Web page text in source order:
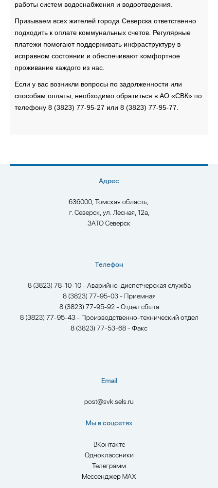
работы систем водоснабжения и водоотведения.
Призываем всех жителей города Северска ответственно
подходить к оплате коммунальных счетов. Регулярные
платежи помогают поддерживать инфраструктуру в
исправном состоянии и обеспечивают комфортное
проживание каждого из нас.
Если у вас возникли вопросы по задолженности или
способам оплаты, необходимо обратиться в АО «СВК» по
телефону 8 (3823) 77-95-27 или 8 (3823) 77-95-77.
Адрес
636000, Томская область,
г. Северск, ул. Лесная, 12а,
ЗАТО Северск
Телефон
8 (3823) 78-10-10 - Аварийно-диспетчерская служба
8 (3823) 77-95-03 - Приемная
8 (3823) 77-95-92 - Отдел сбыта
8 (3823) 77-95-43 - Производственно-технический отдел
8 (3823) 77-53-68 - Факс
Email
post@svk.sels.ru
Мы в соцсетях
ВКонтакте
Одноклассники
Телеграмм
Мессенджер MAX